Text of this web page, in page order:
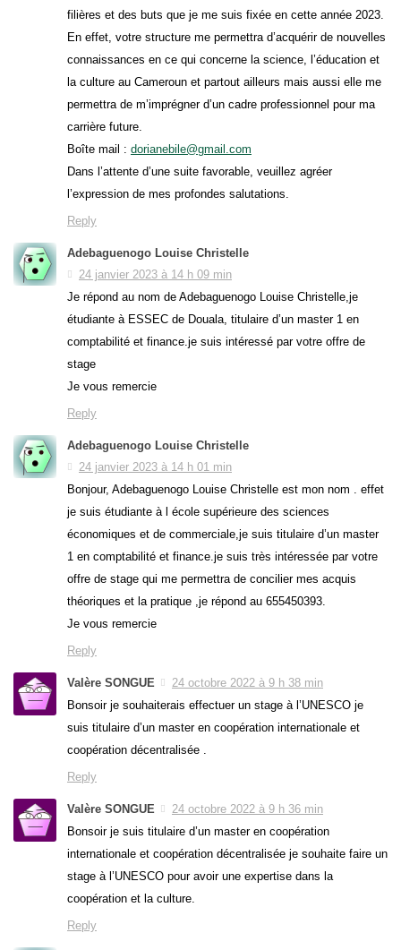
filières et des buts que je me suis fixée en cette année 2023.
En effet, votre structure me permettra d’acquérir de nouvelles
connaissances en ce qui concerne la science, l’éducation et
la culture au Cameroun et partout ailleurs mais aussi elle me
permettra de m’imprégner d’un cadre professionnel pour ma
carrière future.
Boîte mail : dorianebile@gmail.com
Dans l’attente d’une suite favorable, veuillez agréer
l’expression de mes profondes salutations.
Reply
Adebaguenogo Louise Christelle
24 janvier 2023 à 14 h 09 min
Je répond au nom de Adebaguenogo Louise Christelle,je
étudiante à ESSEC de Douala, titulaire d’un master 1 en
comptabilité et finance.je suis intéressé par votre offre de
stage
Je vous remercie
Reply
Adebaguenogo Louise Christelle
24 janvier 2023 à 14 h 01 min
Bonjour, Adebaguenogo Louise Christelle est mon nom . effet
je suis étudiante à l école supérieure des sciences
économiques et de commerciale,je suis titulaire d’un master
1 en comptabilité et finance.je suis très intéressée par votre
offre de stage qui me permettra de concilier mes acquis
théoriques et la pratique ,je répond au 655450393.
Je vous remercie
Reply
Valère SONGUE
24 octobre 2022 à 9 h 38 min
Bonsoir je souhaiterais effectuer un stage à l’UNESCO je
suis titulaire d’un master en coopération internationale et
coopération décentralisée .
Reply
Valère SONGUE
24 octobre 2022 à 9 h 36 min
Bonsoir je suis titulaire d’un master en coopération
internationale et coopération décentralisée je souhaite faire un
stage à l’UNESCO pour avoir une expertise dans la
coopération et la culture.
Reply